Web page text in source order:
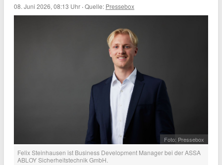
08. Juni 2026, 08:13 Uhr ·Quelle: Pressebox
Foto: Pressebox
Felix Steinhausen ist Business Development Manager bei der ASSA
ABLOY Sicherheitstechnik GmbH.